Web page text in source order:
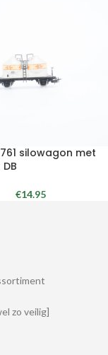
silowagon met
€14.95
zo veilig]